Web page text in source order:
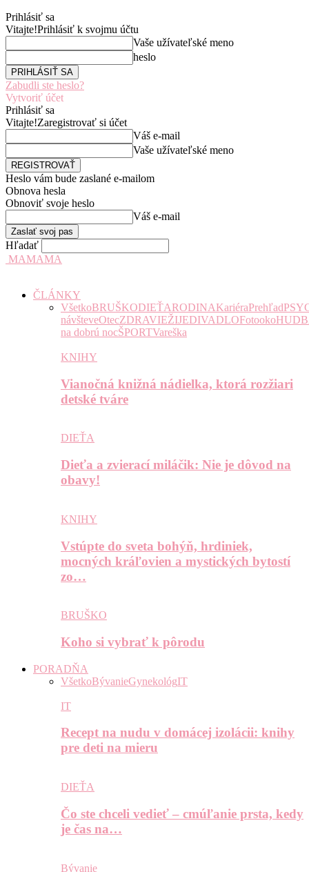
Prihlásiť sa
Vitajte!Prihlásiť k svojmu účtu
Vaše užívateľské meno
heslo
Zabudli ste heslo?
Vytvoriť účet
Prihlásiť sa
Vitajte!Zaregistrovať si účet
Váš e-mail
Vaše užívateľské meno
Heslo vám bude zaslané e-mailom
Obnova hesla
Obnoviť svoje heslo
Váš e-mail
Hľadať
MAMAMA
ČLÁNKY
VšetkoBRUŠKODIEŤARODINAKariéraPrehľad
návšteveOtecZDRAVIEŽIJEDIVADLOFotooko
na dobrú nocŠPORTVareška
KNIHY
Vianočná knižná nádielka, ktorá rozžiari
detské tváre
DIEŤA
Dieťa a zvierací miláčik: Nie je dôvod na
obavy!
KNIHY
Vstúpte do sveta bohýň, hrdiniek,
mocných kráľovien a mystických bytostí
zo…
BRUŠKO
Koho si vybrať k pôrodu
PORADŇA
VšetkoBývanieGynekológIT
IT
Recept na nudu v domácej izolácii: knihy
pre deti na mieru
DIEŤA
Čo ste chceli vedieť – cmúľanie prsta, kedy
je čas na…
Bývanie